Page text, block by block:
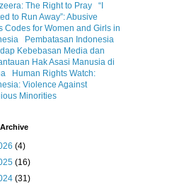
The Right to Pray
“I
to Run Away”: Abusive
Codes for Women and Girls in
Pembatasan Indonesia
Kebebasan Media dan
Hak Asasi Manusia di
Human Rights Watch:
Violence Against
Minorities
(4)
(16)
(31)